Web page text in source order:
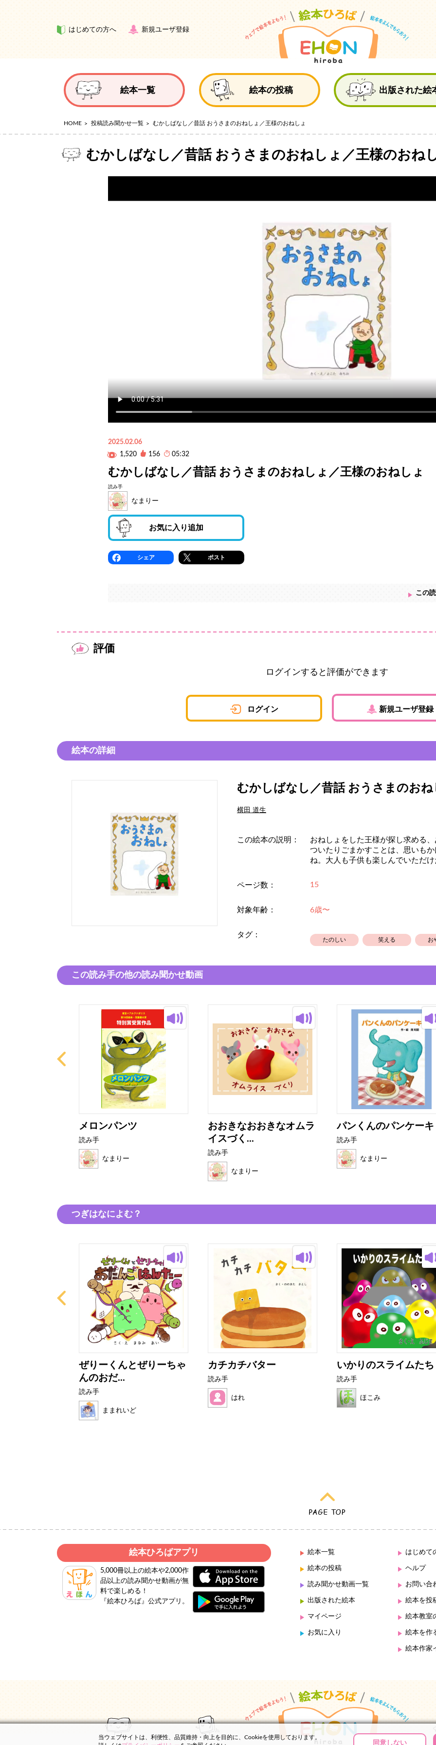
はじめての方へ 新規ユーザ登録
絵本一覧 絵本の投稿 出版された絵
HOME 投稿読み聞かせ一覧 むかしばなし／昔話 おうさまのおねしょ／王様のおねしょ
むかしばなし／昔話 おうさまのおねしょ／王様のおね
2025.02.06
1,520
156 05:32
むかしばなし／昔話 おうさまのおねしょ／王様のおねしょ
読み手
なまりー
お気に入り追加
シェア ポスト
この
評価
ログインすると評価ができます
ログイン 新規ユーザ登録
絵本の詳細
むかしばなし／昔話 おうさまのお
横田 道生
この絵本の説明：
おねしょをした王様が探し求める
ついたりごまかすことは、思いも
ね。大人も子供も楽しんでいただ
ページ数： 15
対象年齢： 6歳〜
タグ：
たのしい 笑える お
この読み手の他の読み聞かせ動画
メロンパンツ
読み手
なまりー
おおきなおおきなオムラ
イスづく...
読み手
なまりー
パンくんのパンケーキ
読み手
なまりー
つぎはなによむ？
ぜりーくんとぜりーちゃ
んのおだ...
読み手
ままれいど
カチカチバター
読み手
はれ
いかりのスライムたち
読み手
ほこみ
絵本ひろばアプリ
5,000冊以上の絵本や2,000作
品以上の読み聞かせ動画が無
料で楽しめる！
『絵本ひろば』公式アプリ。
絵本一覧
絵本の投稿
読み聞かせ動画一覧
出版された絵本
マイページ
お気に入り
はじめて
ヘルプ
お問い合
絵本を投
絵本教室
絵本を作
絵本作家
当ウェブサイトは、利便性、品質維持・向上を目的に、Cookieを使用しております。
同意しない